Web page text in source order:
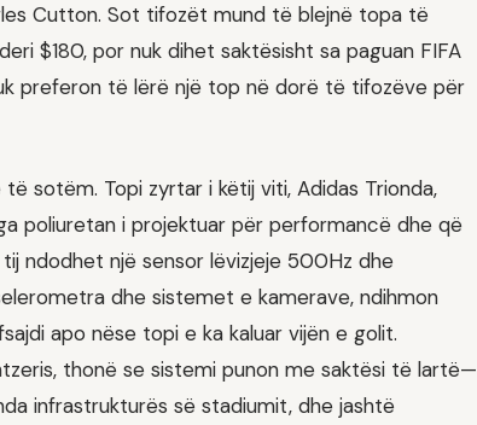
Cutton. Sot tifozët mund të blejnë topa të
$180, por nuk dihet saktësisht sa paguan FIFA
preferon të lërë një top në dorë të tifozëve për
sotëm. Topi zyrtar i këtij viti, Adidas Trionda,
poliuretan i projektuar për performancë dhe që
ndodhet një sensor lëvizjeje 500Hz dhe
dhe sistemet e kamerave, ndihmon
apo nëse topi e ka kaluar vijën e golit.
thonë se sistemi punon me saktësi të lartë—
infrastrukturës së stadiumit, dhe jashtë